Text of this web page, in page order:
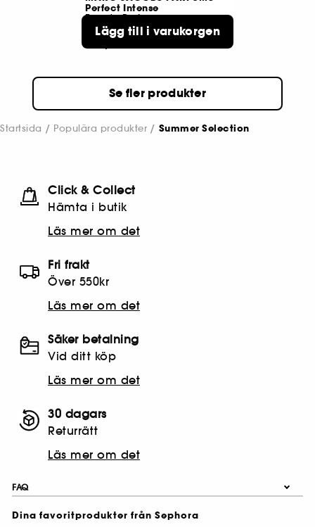
Perfect Intense
Eau de Parfum
1830
969,00 KR
Lägg till i varukorgen
Se fler produkter
Startsida Populära produkter Summer Selection
Click & Collect
Hämta i butik​
Läs mer om det
Fri frakt
Över 550kr
Läs mer om det
Säker betalning
Vid ditt köp
Läs mer om det
30 dagars
Returrätt
Läs mer om det
FAQ
Dina favoritprodukter från Sephora